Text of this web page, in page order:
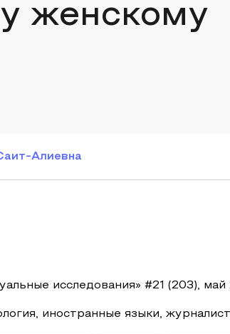
женскому
Алиевна
исследования» #21 (203), май
иностранные языки,